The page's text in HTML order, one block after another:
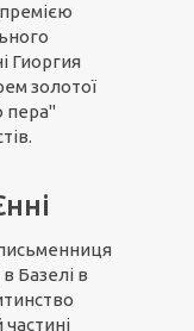
премією
Гиоргия
золотої
пера"
Базелі в
частині